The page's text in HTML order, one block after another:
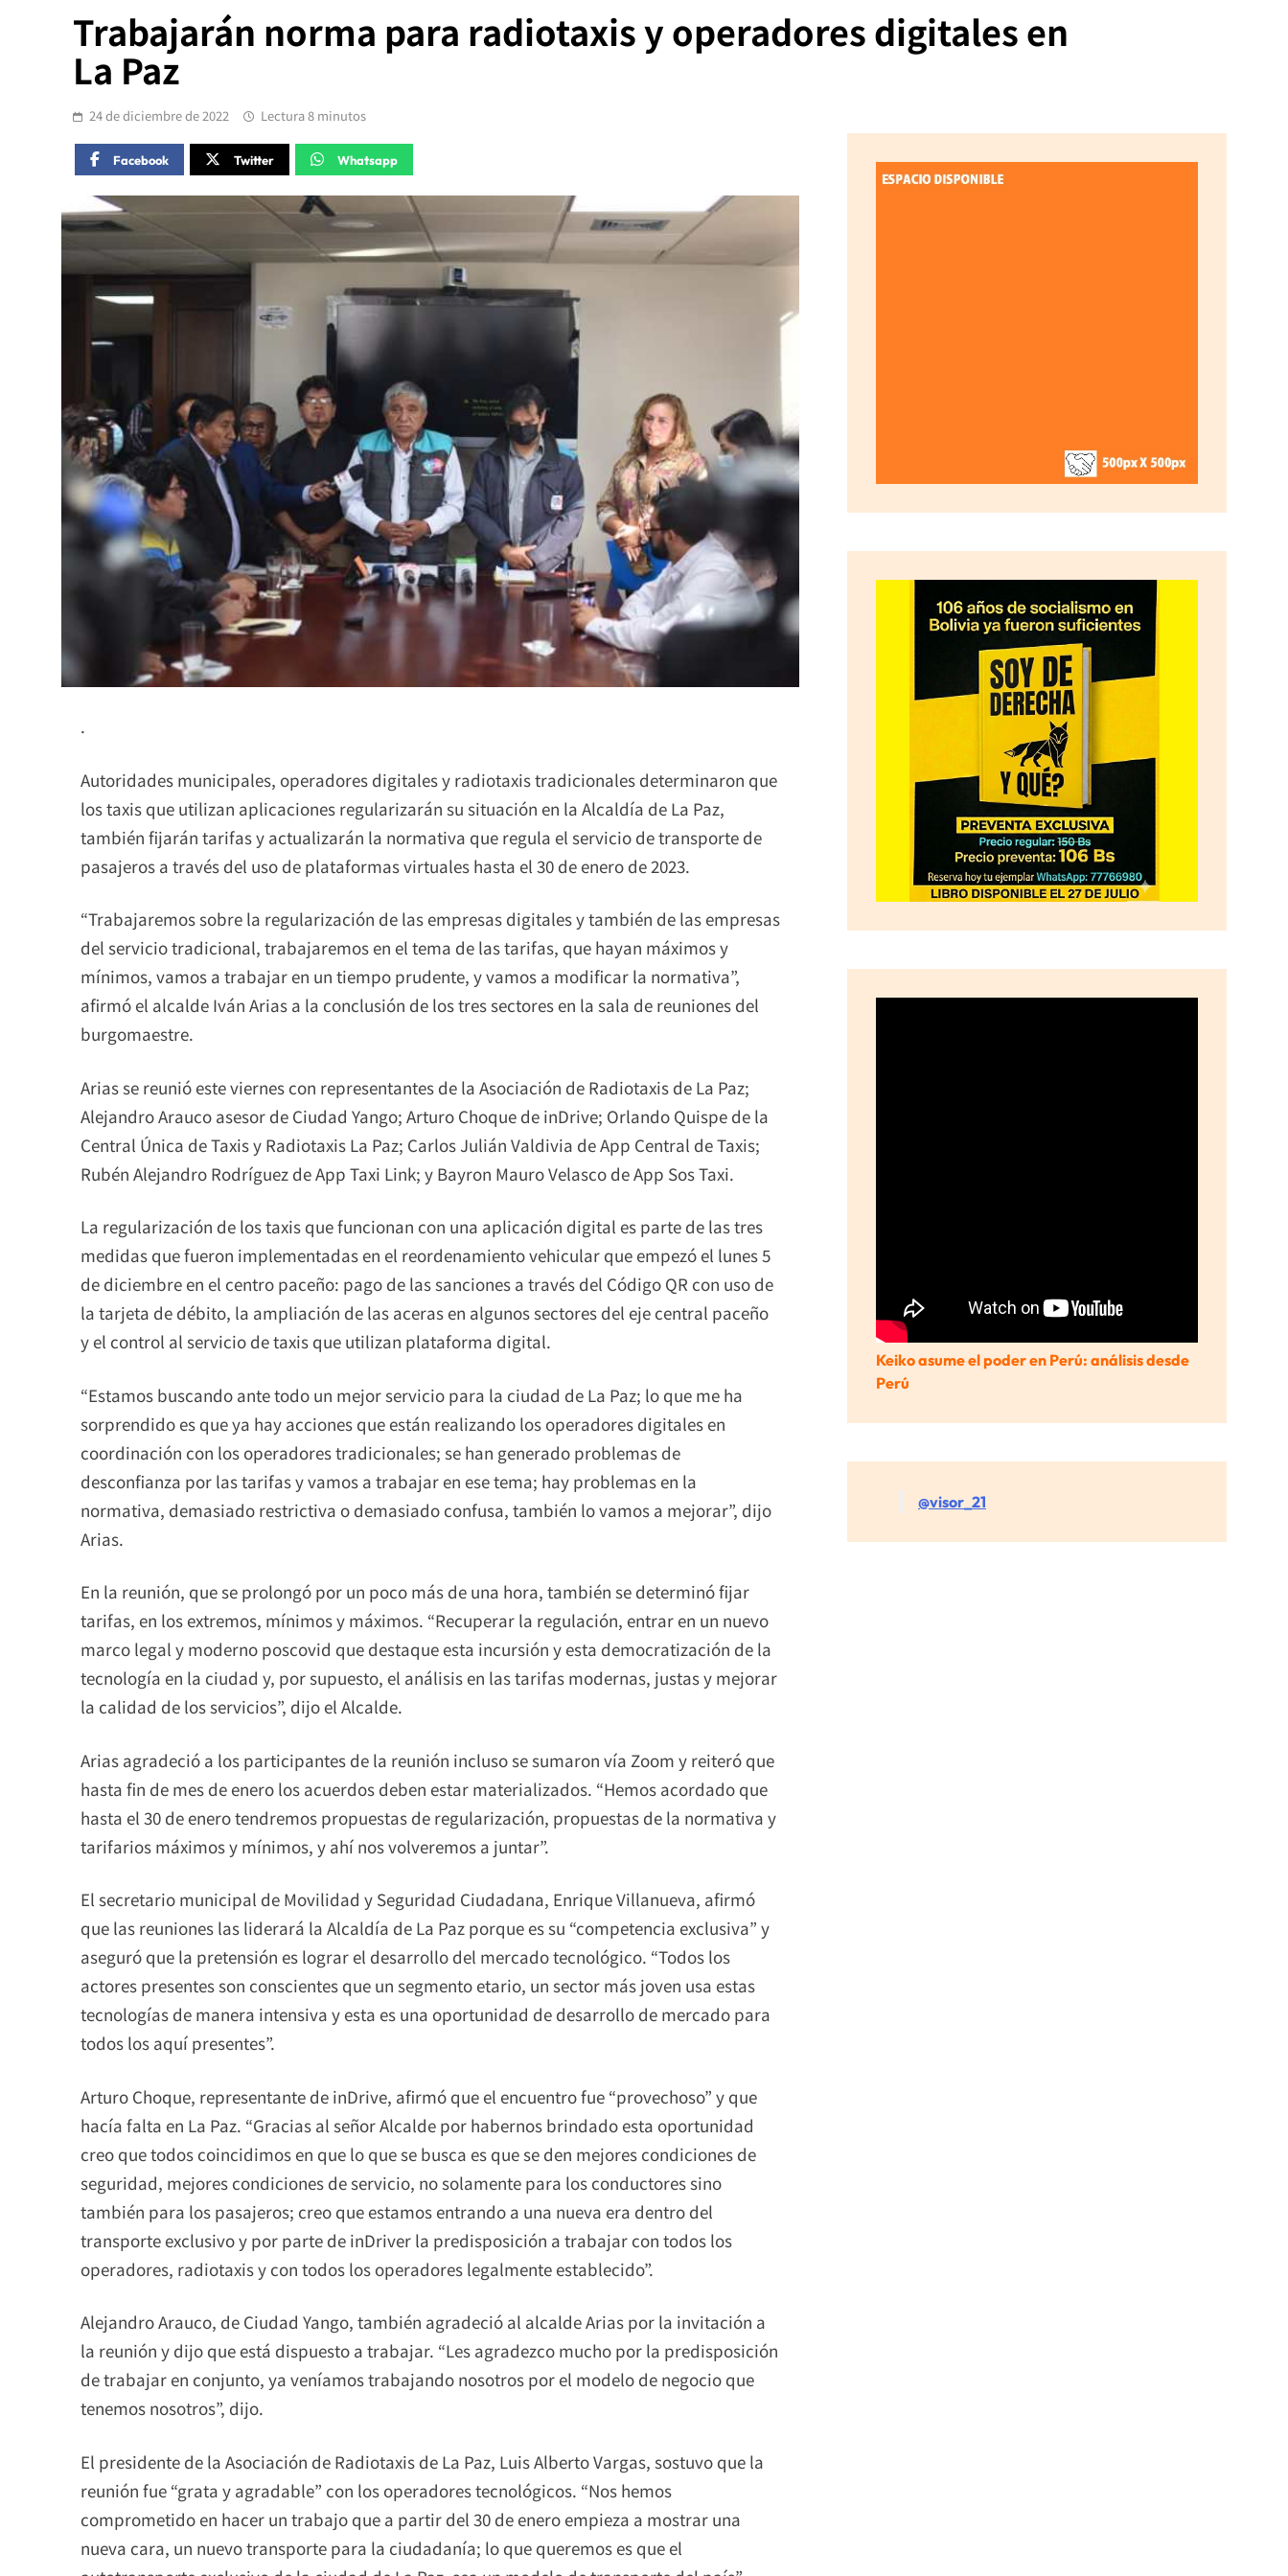
Trabajarán norma para radiotaxis y operadores digitales en
La Paz
24 de diciembre de 2022 Lectura 8 minutos
Facebook Twitter Whatsapp
.
Autoridades municipales, operadores digitales y radiotaxis tradicionales determinaron que
los taxis que utilizan aplicaciones regularizarán su situación en la Alcaldía de La Paz,
también fijarán tarifas y actualizarán la normativa que regula el servicio de transporte de
pasajeros a través del uso de plataformas virtuales hasta el 30 de enero de 2023.
“Trabajaremos sobre la regularización de las empresas digitales y también de las empresas
del servicio tradicional, trabajaremos en el tema de las tarifas, que hayan máximos y
mínimos, vamos a trabajar en un tiempo prudente, y vamos a modificar la normativa”,
afirmó el alcalde Iván Arias a la conclusión de los tres sectores en la sala de reuniones del
burgomaestre.
Arias se reunió este viernes con representantes de la Asociación de Radiotaxis de La Paz;
Alejandro Arauco asesor de Ciudad Yango; Arturo Choque de inDrive; Orlando Quispe de la
Central Única de Taxis y Radiotaxis La Paz; Carlos Julián Valdivia de App Central de Taxis;
Rubén Alejandro Rodríguez de App Taxi Link; y Bayron Mauro Velasco de App Sos Taxi.
La regularización de los taxis que funcionan con una aplicación digital es parte de las tres
medidas que fueron implementadas en el reordenamiento vehicular que empezó el lunes 5
de diciembre en el centro paceño: pago de las sanciones a través del Código QR con uso de
la tarjeta de débito, la ampliación de las aceras en algunos sectores del eje central paceño
y el control al servicio de taxis que utilizan plataforma digital.
“Estamos buscando ante todo un mejor servicio para la ciudad de La Paz; lo que me ha
sorprendido es que ya hay acciones que están realizando los operadores digitales en
coordinación con los operadores tradicionales; se han generado problemas de
desconfianza por las tarifas y vamos a trabajar en ese tema; hay problemas en la
normativa, demasiado restrictiva o demasiado confusa, también lo vamos a mejorar”, dijo
Arias.
En la reunión, que se prolongó por un poco más de una hora, también se determinó fijar
tarifas, en los extremos, mínimos y máximos. “Recuperar la regulación, entrar en un nuevo
marco legal y moderno poscovid que destaque esta incursión y esta democratización de la
tecnología en la ciudad y, por supuesto, el análisis en las tarifas modernas, justas y mejorar
la calidad de los servicios”, dijo el Alcalde.
Arias agradeció a los participantes de la reunión incluso se sumaron vía Zoom y reiteró que
hasta fin de mes de enero los acuerdos deben estar materializados. “Hemos acordado que
hasta el 30 de enero tendremos propuestas de regularización, propuestas de la normativa y
tarifarios máximos y mínimos, y ahí nos volveremos a juntar”.
El secretario municipal de Movilidad y Seguridad Ciudadana, Enrique Villanueva, afirmó
que las reuniones las liderará la Alcaldía de La Paz porque es su “competencia exclusiva” y
aseguró que la pretensión es lograr el desarrollo del mercado tecnológico. “Todos los
actores presentes son conscientes que un segmento etario, un sector más joven usa estas
tecnologías de manera intensiva y esta es una oportunidad de desarrollo de mercado para
todos los aquí presentes”.
Arturo Choque, representante de inDrive, afirmó que el encuentro fue “provechoso” y que
hacía falta en La Paz. “Gracias al señor Alcalde por habernos brindado esta oportunidad
creo que todos coincidimos en que lo que se busca es que se den mejores condiciones de
seguridad, mejores condiciones de servicio, no solamente para los conductores sino
también para los pasajeros; creo que estamos entrando a una nueva era dentro del
transporte exclusivo y por parte de inDriver la predisposición a trabajar con todos los
operadores, radiotaxis y con todos los operadores legalmente establecido”.
Alejandro Arauco, de Ciudad Yango, también agradeció al alcalde Arias por la invitación a
la reunión y dijo que está dispuesto a trabajar. “Les agradezco mucho por la predisposición
de trabajar en conjunto, ya veníamos trabajando nosotros por el modelo de negocio que
tenemos nosotros”, dijo.
El presidente de la Asociación de Radiotaxis de La Paz, Luis Alberto Vargas, sostuvo que la
reunión fue “grata y agradable” con los operadores tecnológicos. “Nos hemos
comprometido en hacer un trabajo que a partir del 30 de enero empieza a mostrar una
nueva cara, un nuevo transporte para la ciudadanía; lo que queremos es que el
Keiko asume el poder en Perú: análisis desde
Perú
@visor_21